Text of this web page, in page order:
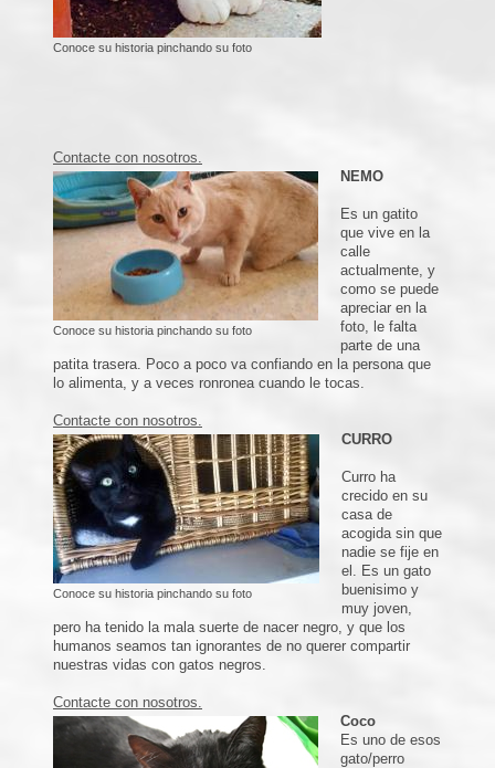
Conoce su historia pinchando su foto
Contacte con nosotros.
Conoce su historia pinchando su foto
NEMO
Es un gatito
que vive en la
calle
actualmente, y
como se puede
apreciar en la
foto, le falta
parte de una
patita trasera. Poco a poco va confiando en la persona que
lo alimenta, y a veces ronronea cuando le tocas.
Contacte con nosotros.
Conoce su historia pinchando su foto
CURRO
Curro ha
crecido en su
casa de
acogida sin que
nadie se fije en
el. Es un gato
buenisimo y
muy joven,
pero ha tenido la mala suerte de nacer negro, y que los
humanos seamos tan ignorantes de no querer compartir
nuestras vidas con gatos negros.
Contacte con nosotros.
Coco
Es uno de esos
gato/perro